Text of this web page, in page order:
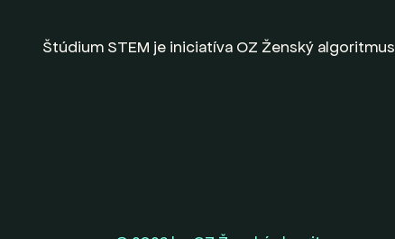
Štúdium STEM je iniciatíva OZ Ženský algoritmus